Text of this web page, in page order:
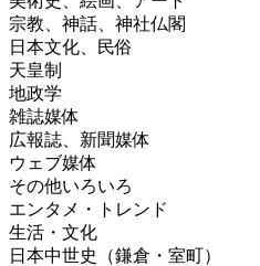
宗教、神話、神社仏閣
日本文化、民俗
天皇制
地政学
雑誌媒体
広報誌、新聞媒体
ウェブ媒体
その他いろいろ
エンタメ・トレンド
生活・文化
日本中世史（鎌倉・室町）